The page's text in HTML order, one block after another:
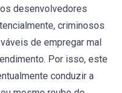
desenvolvedores
criminosos
de empregar mal
Por isso, este
conduzir a